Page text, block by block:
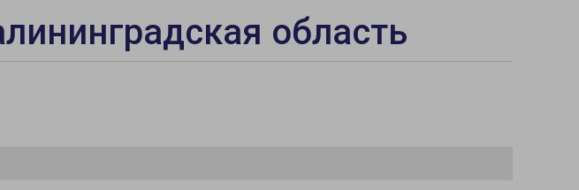
область